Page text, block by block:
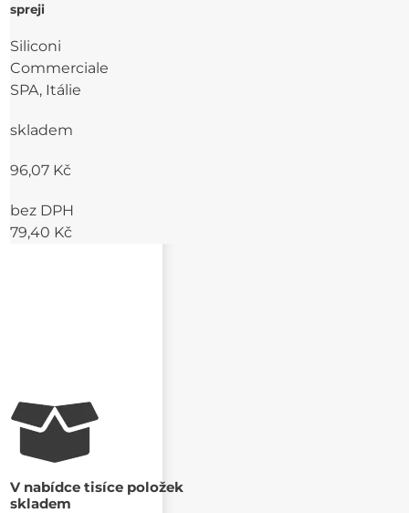
spreji
Siliconi
Commerciale
SPA, Itálie
skladem
96,07 Kč
bez DPH
79,40 Kč
V nabídce tisíce položek
skladem